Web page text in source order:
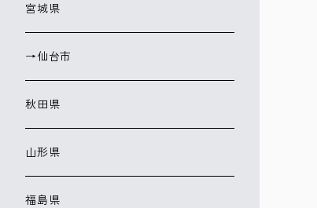
宮城県
→仙台市
秋田県
山形県
福島県